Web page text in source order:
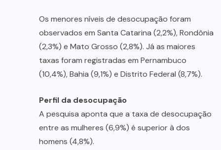
Os menores níveis de desocupação foram
observados em Santa Catarina (2,2%), Rondônia
(2,3%) e Mato Grosso (2,8%). Já as maiores
taxas foram registradas em Pernambuco
(10,4%), Bahia (9,1%) e Distrito Federal (8,7%).
Perfil da desocupação
A pesquisa aponta que a taxa de desocupação
entre as mulheres (6,9%) é superior à dos
homens (4,8%).